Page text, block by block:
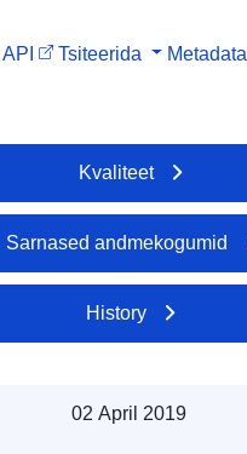
API Tsiteerida Metadata
Kvaliteet
Sarnased andmekogumid
History
02 April 2019